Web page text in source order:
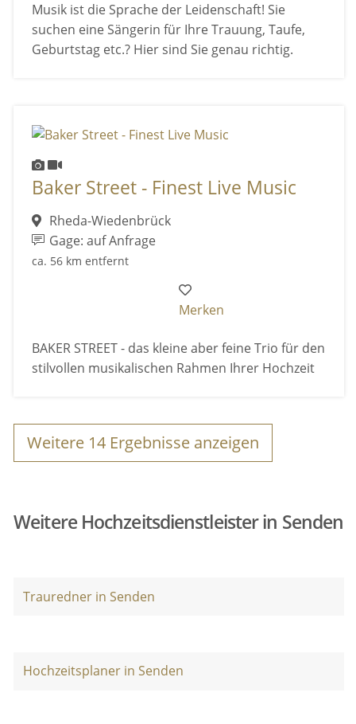
Musik ist die Sprache der Leidenschaft! Sie
suchen eine Sängerin für Ihre Trauung, Taufe,
Geburtstag etc.? Hier sind Sie genau richtig.
Baker Street - Finest Live Music
Rheda-Wiedenbrück
Gage: auf Anfrage
ca. 56 km entfernt
Merken
BAKER STREET - das kleine aber feine Trio für den
stilvollen musikalischen Rahmen Ihrer Hochzeit
Weitere 14 Ergebnisse anzeigen
Weitere Hochzeitsdienstleister in Senden
Trauredner in Senden
Hochzeitsplaner in Senden